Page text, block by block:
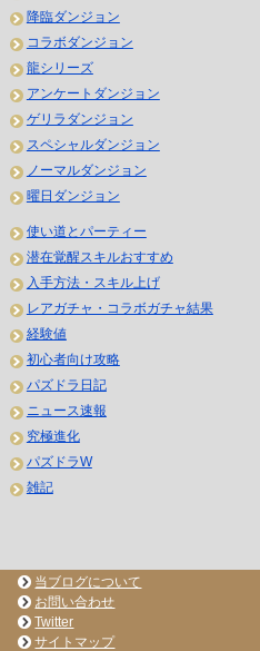
降臨ダンジョン
コラボダンジョン
龍シリーズ
アンケートダンジョン
ゲリラダンジョン
スペシャルダンジョン
ノーマルダンジョン
曜日ダンジョン
使い道とパーティー
潜在覚醒スキルおすすめ
入手方法・スキル上げ
レアガチャ・コラボガチャ結果
経験値
初心者向け攻略
パズドラ日記
ニュース速報
究極進化
パズドラW
雑記
当ブログについて
お問い合わせ
Twitter
サイトマップ